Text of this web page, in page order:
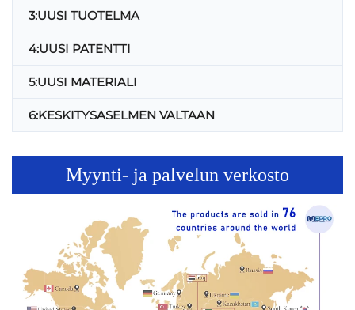
3:UUSI TUOTELMA
4:UUSI PATENTTI
5:UUSI MATERIALI
6:KESKITYSASELMEN VALTAAN
Myynti- ja palvelun verkosto